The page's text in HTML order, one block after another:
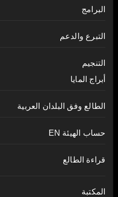
البرامج
التبرع والدعم
التنجيم
أبراج المايا
الطالع وفق البلدان العربية
حساب الهيئة EN
قراءة الطالع
المكتبة